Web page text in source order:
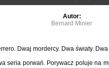
Autor:
Bernard Minier
Dwaj mordercy. Dwa światy.
seria porwań. Porywacz poluje na